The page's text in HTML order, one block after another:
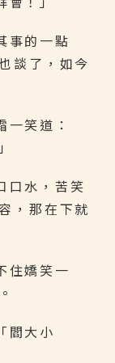
會！」
事的一點
談了，如今
一笑道：
口水，苦笑
，那在下就
住嬌笑一
閻大小